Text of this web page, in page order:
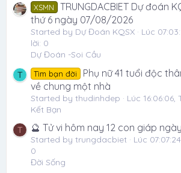
XSMN
TRUNGDACBIET Dự đoán
thứ 6 ngày 07/08/2026
Started by Dự Đoán KQSX Lúc
lời: 0
Dự Đoán -Soi Cầu
T Tìm bạn đời
Phụ nữ 41 tuổi độc
về chung một nhà
Started by thudinhdep Lúc 16:06:06,
Kết Bạn
T 🔮 Tử vi hôm nay 12 con giáp
Started by trungdacbiet Lúc
0
Đời Sống